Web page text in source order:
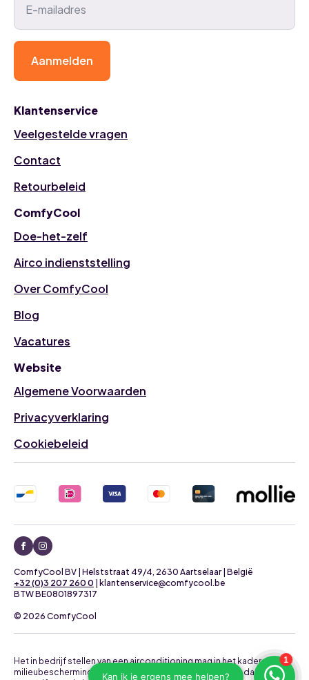
Klantenservice
Veelgestelde vragen
Contact
Retourbeleid
ComfyCool
Doe-het-zelf
Airco indienststelling
Over ComfyCool
Blog
Vacatures
Website
Algemene Voorwaarden
Privacyverklaring
Cookiebeleid
Aanmelden
© 2026 ComfyCool
+32 (0)3 207 260 0 | klantenservice@comfycool.be
BTW BE0801897317
ComfyCool BV | Helststraat 49/4, 2630 Aartselaar | België
Het in bedrijf stellen van een airconditioning mag in het kader van
milieubescherming uitsluitend uitgevoerd worden door daartoe